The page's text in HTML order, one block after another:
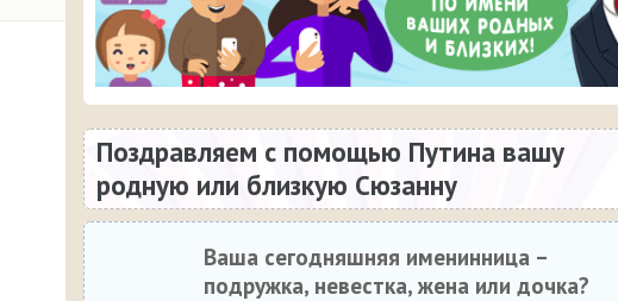
Поздравляем с помощью Путина вашу
родную или близкую Сюзанну
Ваша сегодняшняя именинница –
подружка, невестка, жена или дочка?